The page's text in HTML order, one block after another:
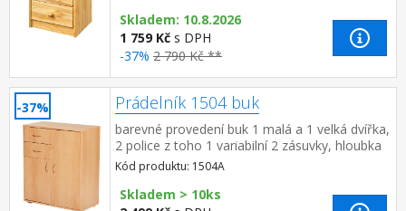
Skladem: 10.8.2026
1 759 Kč s DPH
-37% 2 790 Kč **
-37% Prádelník 1504 buk
barevné provedení buk 1 malá a 1 velká dvířka,
2 police z toho 1 variabilní 2 zásuvky, hloubka
zásuvky 30 cm
Kód produktu: 1504A
Skladem > 10ks